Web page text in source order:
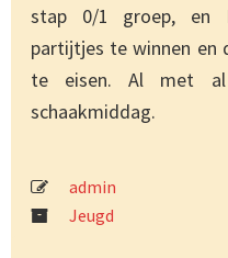
stap 0/1 groep, en
partijtjes te winnen en
te eisen. Al met al
schaakmiddag.
admin
Jeugd